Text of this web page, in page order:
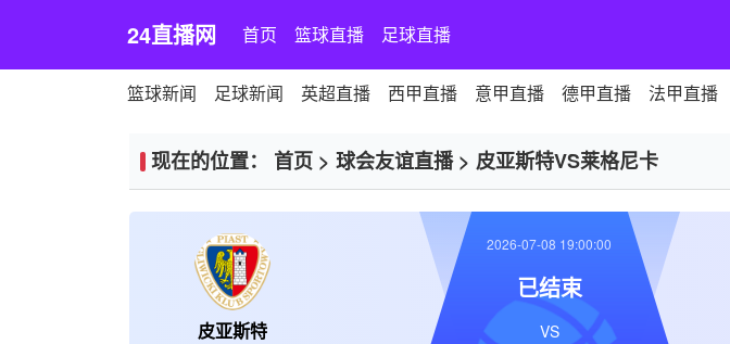
24直播网 首页 篮球直播 足球直播
篮球新闻 足球新闻 英超直播 西甲直播 意甲直播 德甲直播 法甲直播
现在的位置： 首页 > 球会友谊直播> 皮亚斯特VS莱格尼卡
皮亚斯特
2026-07-08 19:00:00
已结束
VS